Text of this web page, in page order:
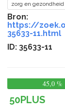
zorg en gezondheid
Bron:
https://
35633-11.html
ID: 35633-11
45,0 %
50PLUS